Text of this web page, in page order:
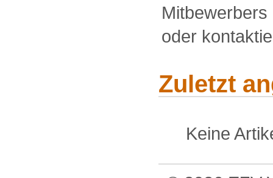
oder
Zuletzt
Keine